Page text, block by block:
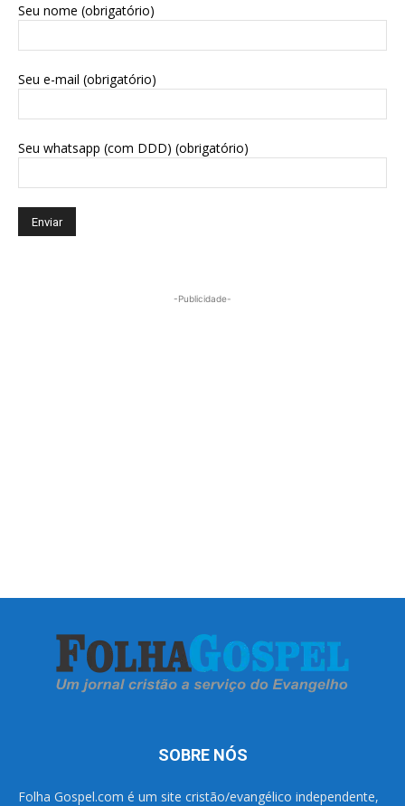
Seu nome (obrigatório)
Seu e-mail (obrigatório)
Seu whatsapp (com DDD) (obrigatório)
-Publicidade-
SOBRE NÓS
Folha Gospel.com é um site cristão/evangélico independente,